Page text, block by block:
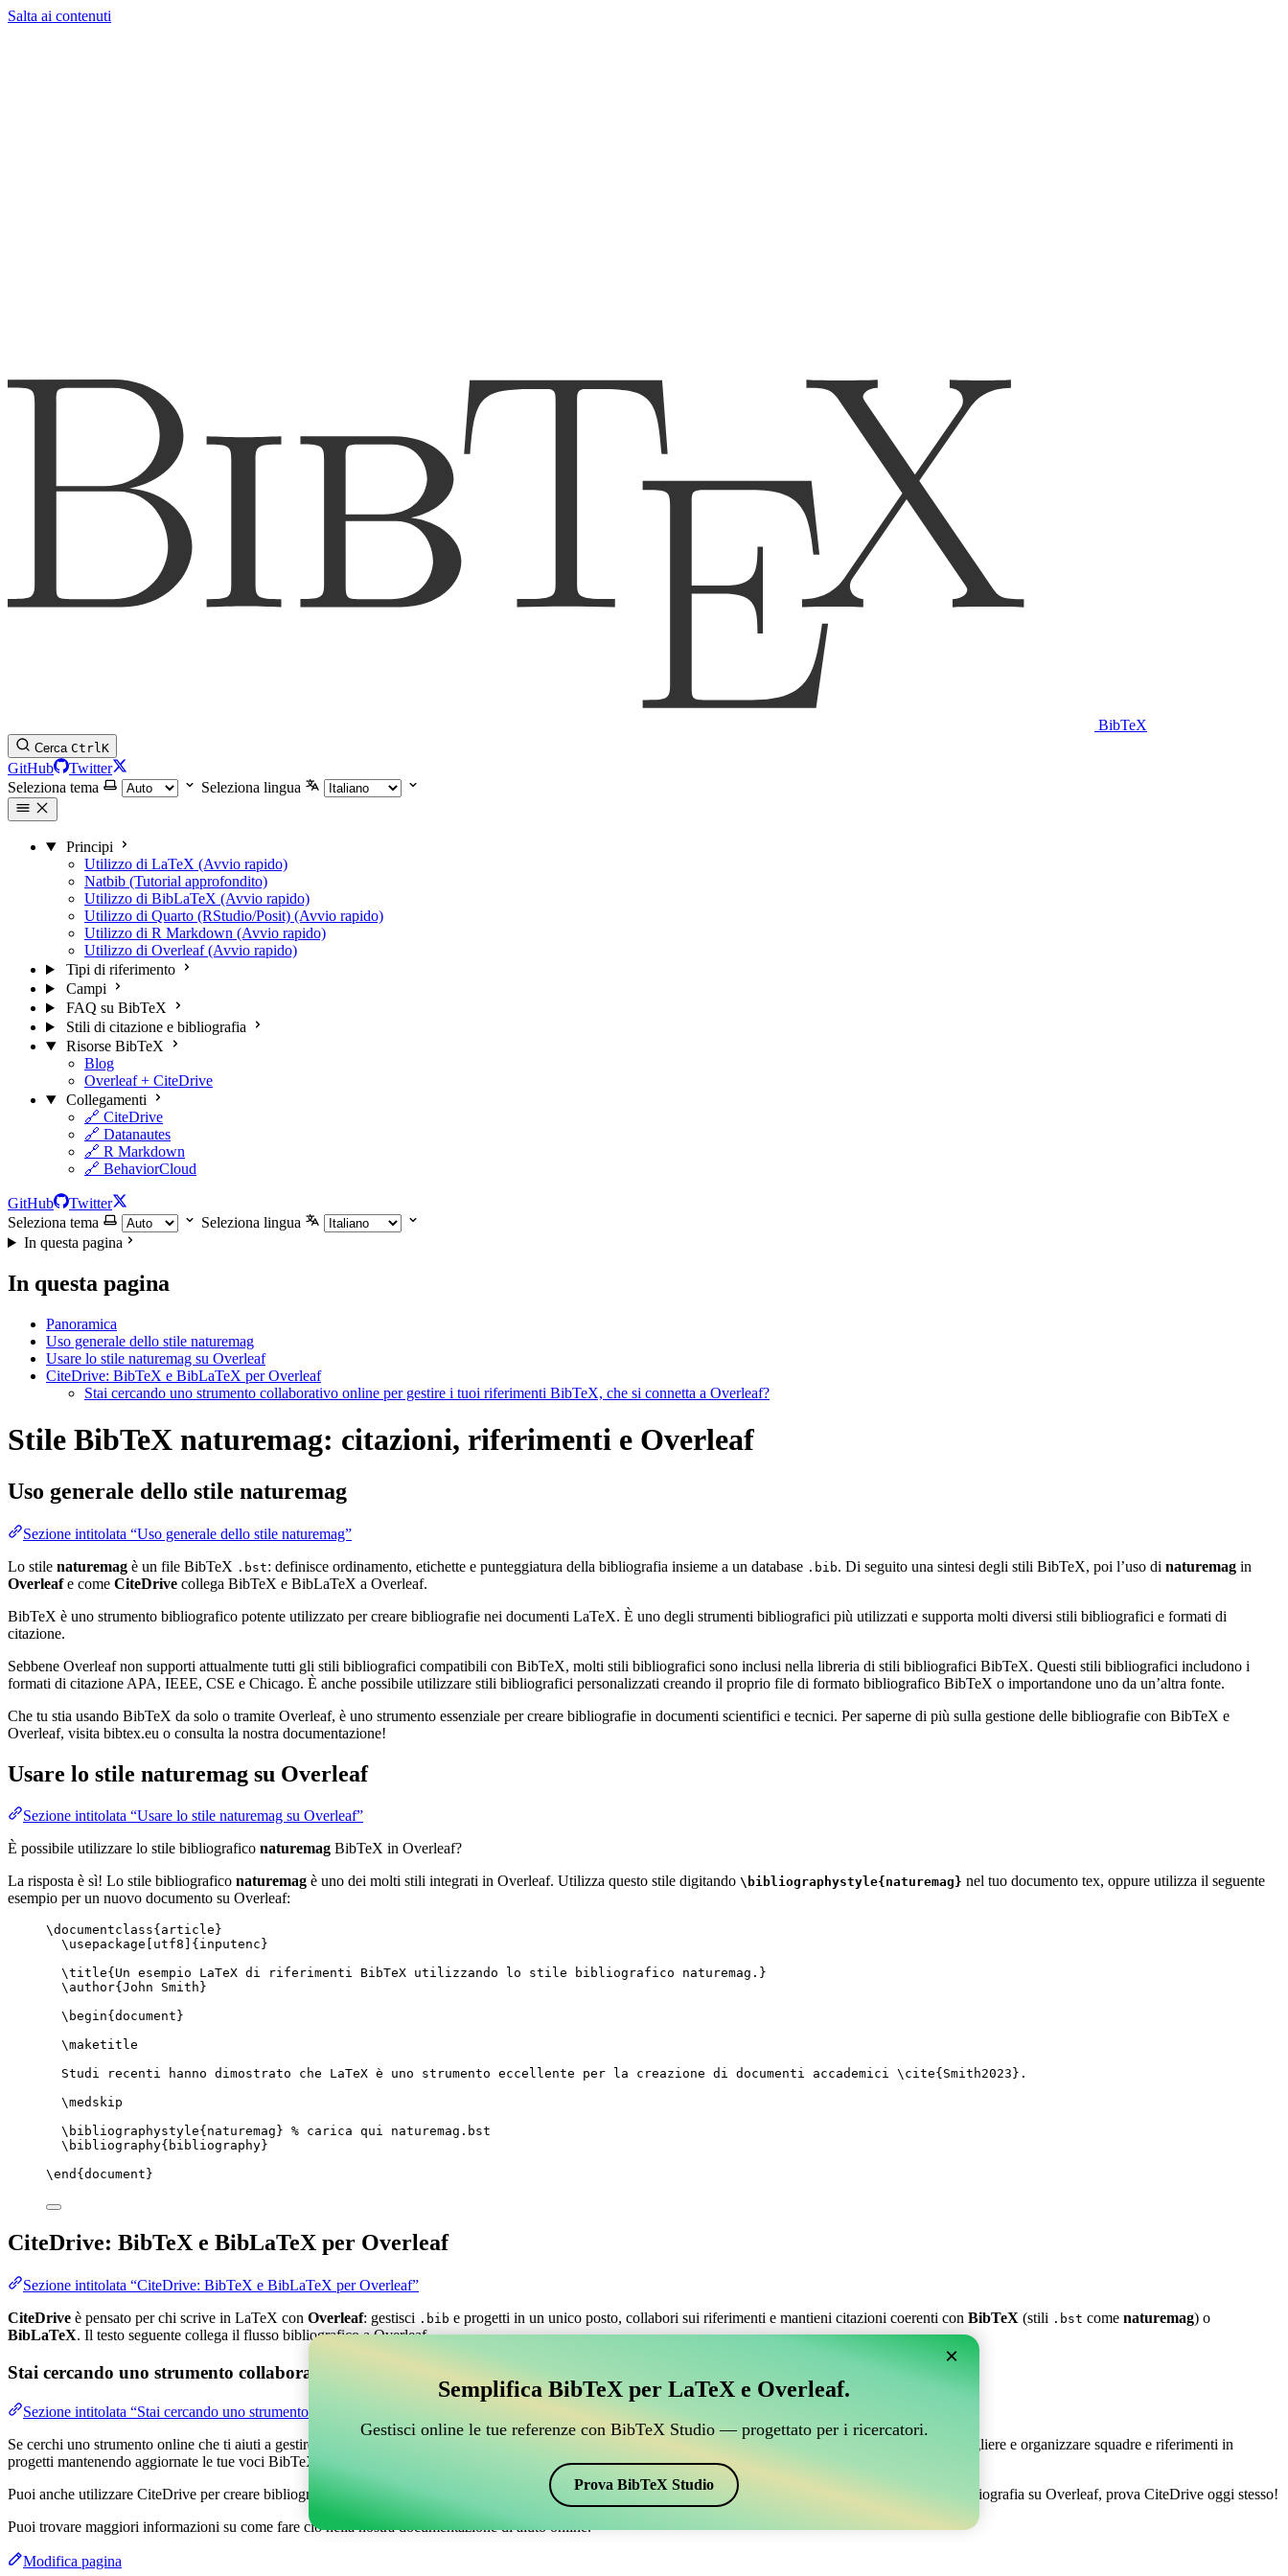
Salta ai contenuti
BibTeX
Cerca CtrlK
GitHub
Twitter
Seleziona tema
Seleziona lingua
Principi
Utilizzo di LaTeX (Avvio rapido)
Natbib (Tutorial approfondito)
Utilizzo di BibLaTeX (Avvio rapido)
Utilizzo di Quarto (RStudio/Posit) (Avvio rapido)
Utilizzo di R Markdown (Avvio rapido)
Utilizzo di Overleaf (Avvio rapido)
Tipi di riferimento
Campi
FAQ su BibTeX
Stili di citazione e bibliografia
Risorse BibTeX
Blog
Overleaf + CiteDrive
Collegamenti
🔗 CiteDrive
🔗 Datanautes
🔗 R Markdown
🔗 BehaviorCloud
GitHub
Twitter
Seleziona tema
Seleziona lingua
In questa pagina
In questa pagina
Panoramica
Uso generale dello stile naturemag
Usare lo stile naturemag su Overleaf
CiteDrive: BibTeX e BibLaTeX per Overleaf
Stai cercando uno strumento collaborativo online per gestire i tuoi riferimenti BibTeX, che si connetta a Overleaf?
Stile BibTeX naturemag: citazioni, riferimenti e Overleaf
Uso generale dello stile naturemag
Sezione intitolata “Uso generale dello stile naturemag”
Lo stile naturemag è un file BibTeX .bst: definisce ordinamento, etichette e punteggiatura della bibliografia insieme a un database .bib. Di seguito una sintesi degli stili BibTeX, poi l’uso di naturemag in
Overleafe come CiteDrive collega BibTeX e BibLaTeX a Overleaf.
BibTeX è uno strumento bibliografico potente utilizzato per creare bibliografie nei documenti LaTeX. È uno degli strumenti bibliografici più utilizzati e supporta molti diversi stili bibliografici e formati di
citazione.
Sebbene Overleaf non supporti attualmente tutti gli stili bibliografici compatibili con BibTeX, molti stili bibliografici sono inclusi nella libreria di stili bibliografici BibTeX. Questi stili bibliografici includono i
formati di citazione APA, IEEE, CSE e Chicago. È anche possibile utilizzare stili bibliografici personalizzati creando il proprio file di formato bibliografico BibTeX o importandone uno da un’altra fonte.
Che tu stia usando BibTeX da solo o tramite Overleaf, è uno strumento essenziale per creare bibliografie in documenti scientifici e tecnici. Per saperne di più sulla gestione delle bibliografie con BibTeX e
Overleaf, visita bibtex.eu o consulta la nostra documentazione!
Usare lo stile naturemag su Overleaf
Sezione intitolata “Usare lo stile naturemag su Overleaf”
È possibile utilizzare lo stile bibliografico naturemag BibTeX in Overleaf?
La risposta è sì! Lo stile bibliografico naturemag è uno dei molti stili integrati in Overleaf. Utilizza questo stile digitando \bibliographystyle{naturemag} nel tuo documento tex, oppure utilizza il seguente
esempio per un nuovo documento su Overleaf:
\documentclass{ article }
\usepackage
utf8 ]{ inputenc }
\title{Un esempio LaTeX di riferimenti BibTeX utilizzando lo stile bibliografico naturemag.}
\author{John Smith}
\begin{ document }
\maketitle
Studi recenti hanno dimostrato che LaTeX è uno strumento eccellente per la creazione di documenti accademici \cite{ Smith2023 }.
\medskip
\bibliographystyle{naturemag} % carica qui naturemag.bst
\bibliography{bibliography}
\end { document }
CiteDrive: BibTeX e BibLaTeX per Overleaf
Sezione intitolata “CiteDrive: BibTeX e BibLaTeX per Overleaf”
CiteDrive è pensato per chi scrive in LaTeX con Overleaf: gestisci .bib e progetti in un unico posto, collabori sui riferimenti e mantieni citazioni coerenti con BibTeX (stili .bst come naturemag) o
BibLaTeX. Il testo seguente collega il flusso bibliografico a Overleaf.
Stai cercando uno strumento collaborativo online per gestire i tuoi riferimenti BibTeX, che si connetta a Overleaf?
Sezione intitolata “Stai cercando uno strumento collaborativo online per gestire i tuoi riferimenti BibTeX, che si connetta a Overleaf?”
Se cerchi uno strumento online che ti aiuti a gestire i tuoi riferimenti, citazioni e bibliografia su Overleaf, CiteDrive potrebbe essere perfetto! Ti permette di raccogliere e organizzare squadre e riferimenti in
progetti mantenendo aggiornate le tue voci BibTeX nel tuo progetto Overleaf.
Puoi anche utilizzare CiteDrive per creare bibliografie e citazioni in vari stili, incluso naturemag. Quindi, se stai cercando un modo semplice per gestire la tua bibliografia su Overleaf, prova CiteDrive oggi stesso!
Puoi trovare maggiori informazioni su come fare ciò nella nostra documentazione di aiuto online.
Modifica pagina
×
Semplifica BibTeX per LaTeX e Overleaf.
Gestisci online le tue referenze con BibTeX Studio — progettato per i ricercatori.
Prova BibTeX Studio